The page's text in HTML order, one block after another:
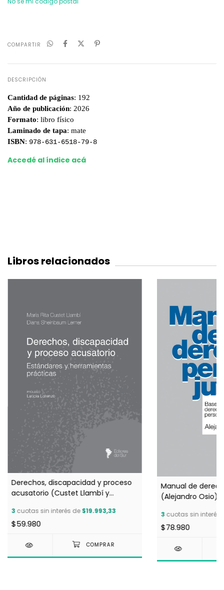
COMPARTIR
DESCRIPCIÓN
Cantidad de páginas: 192
Año de publicación: 2026
Formato: libro físico
Laminado de tapa: mate
ISBN: 978-631-6518-79-8
Accedé al índice acá
Libros relacionados
Derechos, discapacidad y proceso
acusatorio (Custet Llambí y
3 cuotas sin interés de$19.993,33
$59.980
Manual de
(Alejandro Osio)
3 cuotas sin interés
$78.980